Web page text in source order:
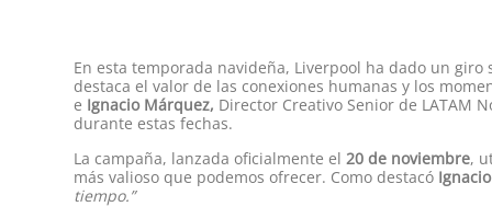
En esta temporada navideña, Liverpool ha dado un
destaca el valor de las conexiones humanas y los
e Ignacio Márquez, Director Creativo Senior de LATAM
durante estas fechas.
La campaña, lanzada oficialmente el 20 de noviembre,
más valioso que podemos ofrecer. Como destacó
tiempo.”